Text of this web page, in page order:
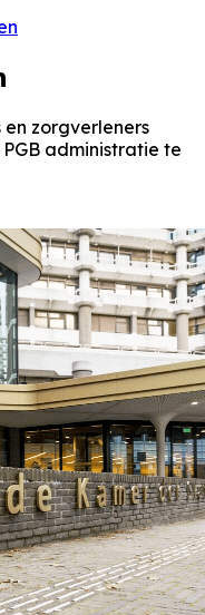
zorgverleners
administratie te